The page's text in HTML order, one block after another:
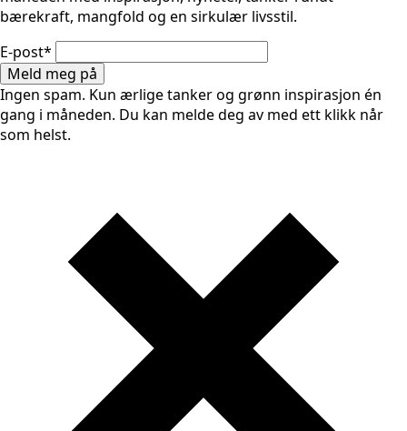
bærekraft, mangfold og en sirkulær livsstil.
E-post*
Meld meg på
Ingen spam. Kun ærlige tanker og grønn inspirasjon én
gang i måneden. Du kan melde deg av med ett klikk når
som helst.